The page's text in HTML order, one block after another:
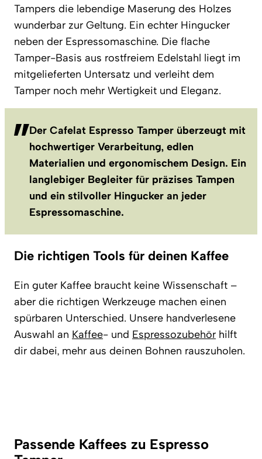
Tampers die lebendige Maserung des Holzes
wunderbar zur Geltung. Ein echter Hingucker
neben der Espressomaschine. Die flache
Tamper-Basis aus rostfreiem Edelstahl liegt im
mitgelieferten Untersatz und verleiht dem
Tamper noch mehr Wertigkeit und Eleganz.
Der Cafelat Espresso Tamper überzeugt mit
hochwertiger Verarbeitung, edlen
Materialien und ergonomischem Design. Ein
langlebiger Begleiter für präzises Tampen
und ein stilvoller Hingucker an jeder
Espressomaschine.
Die richtigen Tools für deinen Kaffee
Ein guter Kaffee braucht keine Wissenschaft –
aber die richtigen Werkzeuge machen einen
spürbaren Unterschied. Unsere handverlesene
Auswahl an Kaffee- und Espressozubehör hilft
dir dabei, mehr aus deinen Bohnen rauszuholen.
Passende Kaffees zu Espresso